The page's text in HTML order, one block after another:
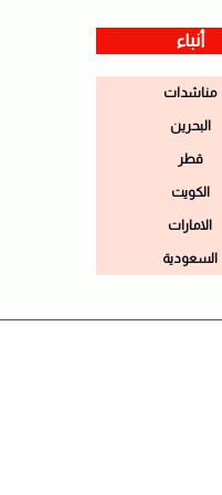
أنباء
مناشدات
البحرين
قطر
الكويت
الامارات
السعودية